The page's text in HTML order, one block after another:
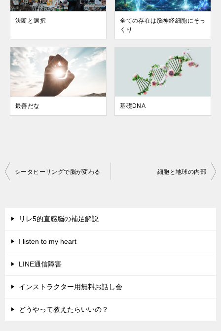
決断と選択
全ての存在は脳神経細胞にそっ
くり
最善だな 基礎DNA
投
ビ
シ
シータヒーリングで脳が変わる 細胞と地球の内部
リレ5的直感脳の補足解説
I listen to my heart
LINE通信障害
インストラクター用無料お話し会
どうやって教えたらいいの？